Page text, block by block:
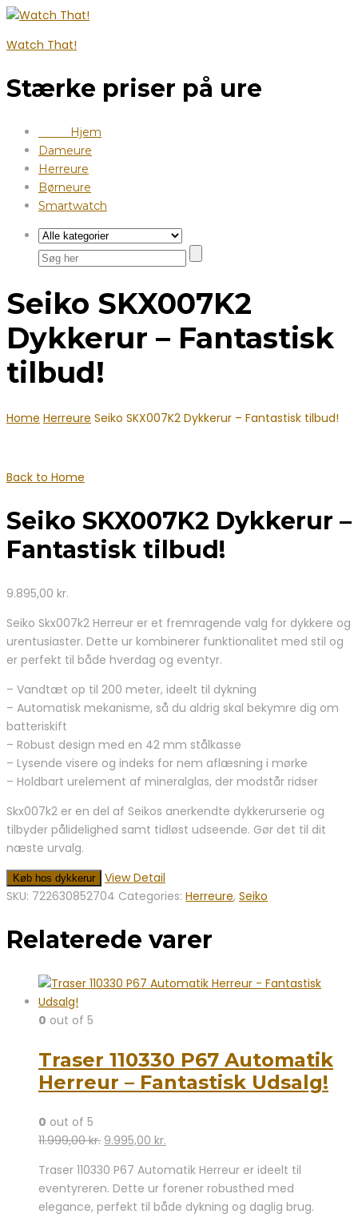
Watch That!
Stærke priser på ure
Hjem
Dameure
Herreure
Børneure
Smartwatch
Seiko SKX007K2
Dykkerur – Fantastisk
tilbud!
Home Herreure Seiko SKX007K2 Dykkerur – Fantastisk tilbud!
Back to Home
Seiko SKX007K2 Dykkerur –
Fantastisk tilbud!
9.895,00 kr.
Seiko Skx007k2 Herreur er et fremragende valg for dykkere og
urentusiaster. Dette ur kombinerer funktionalitet med stil og
er perfekt til både hverdag og eventyr.
– Vandtæt op til 200 meter, ideelt til dykning
– Automatisk mekanisme, så du aldrig skal bekymre dig om
batteriskift
– Robust design med en 42 mm stålkasse
– Lysende visere og indeks for nem aflæsning i mørke
– Holdbart urelement af mineralglas, der modstår ridser
Skx007k2 er en del af Seikos anerkendte dykkerurserie og
tilbyder pålidelighed samt tidløst udseende. Gør det til dit
næste urvalg.
Køb hos dykkerur
View Detail
SKU: 722630852704 Categories: Herreure, Seiko
Relaterede varer
0 out of 5
Traser 110330 P67 Automatik
Herreur – Fantastisk Udsalg!
0 out of 5
11.999,00kr. Den
pris
var:
11.999,00 kr..
9.995,00 kr.
pris
er:
9.995,00 kr..
Traser 110330 P67 Automatik Herreur er ideelt til
eventyreren. Dette ur forener robusthed med
elegance, perfekt til både dykning og daglig brug.